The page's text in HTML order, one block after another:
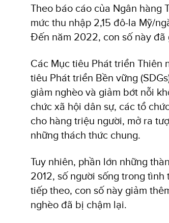
Theo báo cáo của Ngân hàng
mức thu nhập 2,15 đô-la Mỹ/
Đến năm 2022, con số này đã
Các Mục tiêu Phát triển Thiên
tiêu Phát triển Bền vững
giảm nghèo và giảm bớt nỗi
chức xã hội dân sự, các tổ
cho hàng triệu người, mở ra
những thách thức chung.
Tuy nhiên, phần lớn những
2012, số người sống trong
tiếp theo, con số này giảm
nghèo đã bị chậm lại.